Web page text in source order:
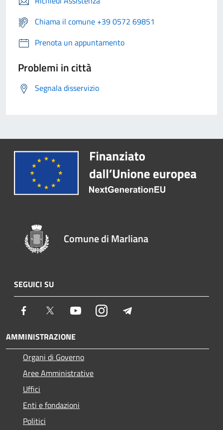
Chiama il comune +39 0572 69851
Prenota un appuntamento
Problemi in città
Segnala disservizio
Comune di Marliana
SEGUICI SU
Facebook Twitter YoutubeInstagram
AMMINISTRAZIONE
Organi di Governo
Aree Amministrative
Uffici
Enti e fondazioni
Politici